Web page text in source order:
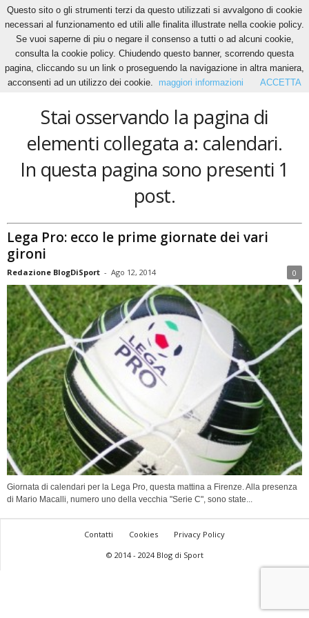
Home Tags Calendari
calendari
Stai osservando la pagina di
elementi collegata a: calendari.
In questa pagina sono presenti 1
post.
Lega Pro: ecco le prime giornate dei vari
gironi
Redazione BlogDiSport - Ago 12, 2014 0
Giornata di calendari per la Lega Pro, questa mattina a Firenze. Alla presenza
di Mario Macalli, numero uno della vecchia "Serie C", sono state...
Contatti Cookies
Privacy Policy
© 2014 - 2024 Blog di Sport
Questo sito o gli strumenti terzi da questo utilizzati si avvalgono di cookie
necessari al funzionamento ed utili alle finalita illustrate nella cookie policy.
Se vuoi saperne di piu o negare il consenso a tutti o ad alcuni cookie,
consulta la cookie policy. Chiudendo questo banner, scorrendo questa
pagina, cliccando su un link o proseguendo la navigazione in altra maniera,
acconsenti ad un utilizzo dei cookie.
maggiori informazioni ACCETTA